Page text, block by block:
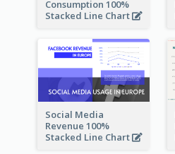
Consumption 100%
Stacked Line Chart
Social Media
Revenue 100%
Stacked Line Chart